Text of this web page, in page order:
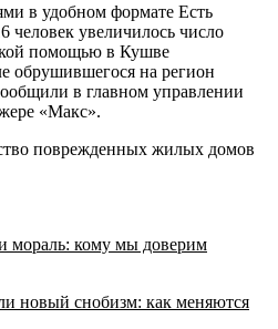
в удобном формате Есть
человек увеличилось число
помощью в Кушве
обрушившегося на регион
в главном управлении
«Макс».
поврежденных жилых домов
мораль: кому мы доверим
новый снобизм: как меняются